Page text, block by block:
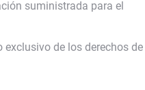
suministrada para el
exclusivo de los derechos de